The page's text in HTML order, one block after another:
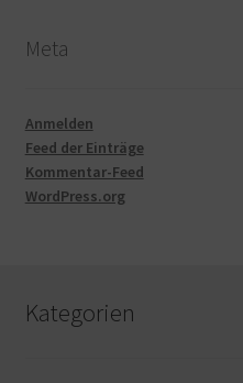
Meta
Anmelden
Feed der Einträge
Kommentar-Feed
WordPress.org
Kategorien